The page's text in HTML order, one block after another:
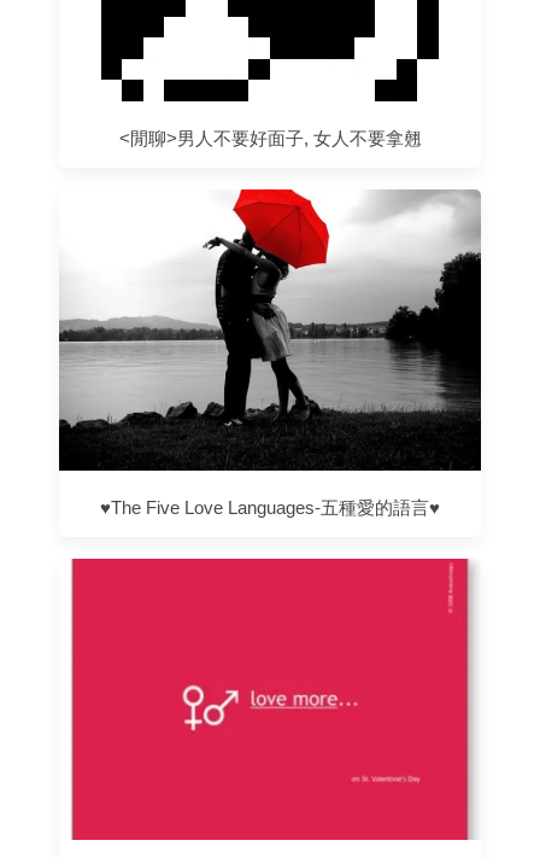
<閒聊>男人不要好面子, 女人不要拿翹
♥The Five Love Languages-五種愛的語言♥